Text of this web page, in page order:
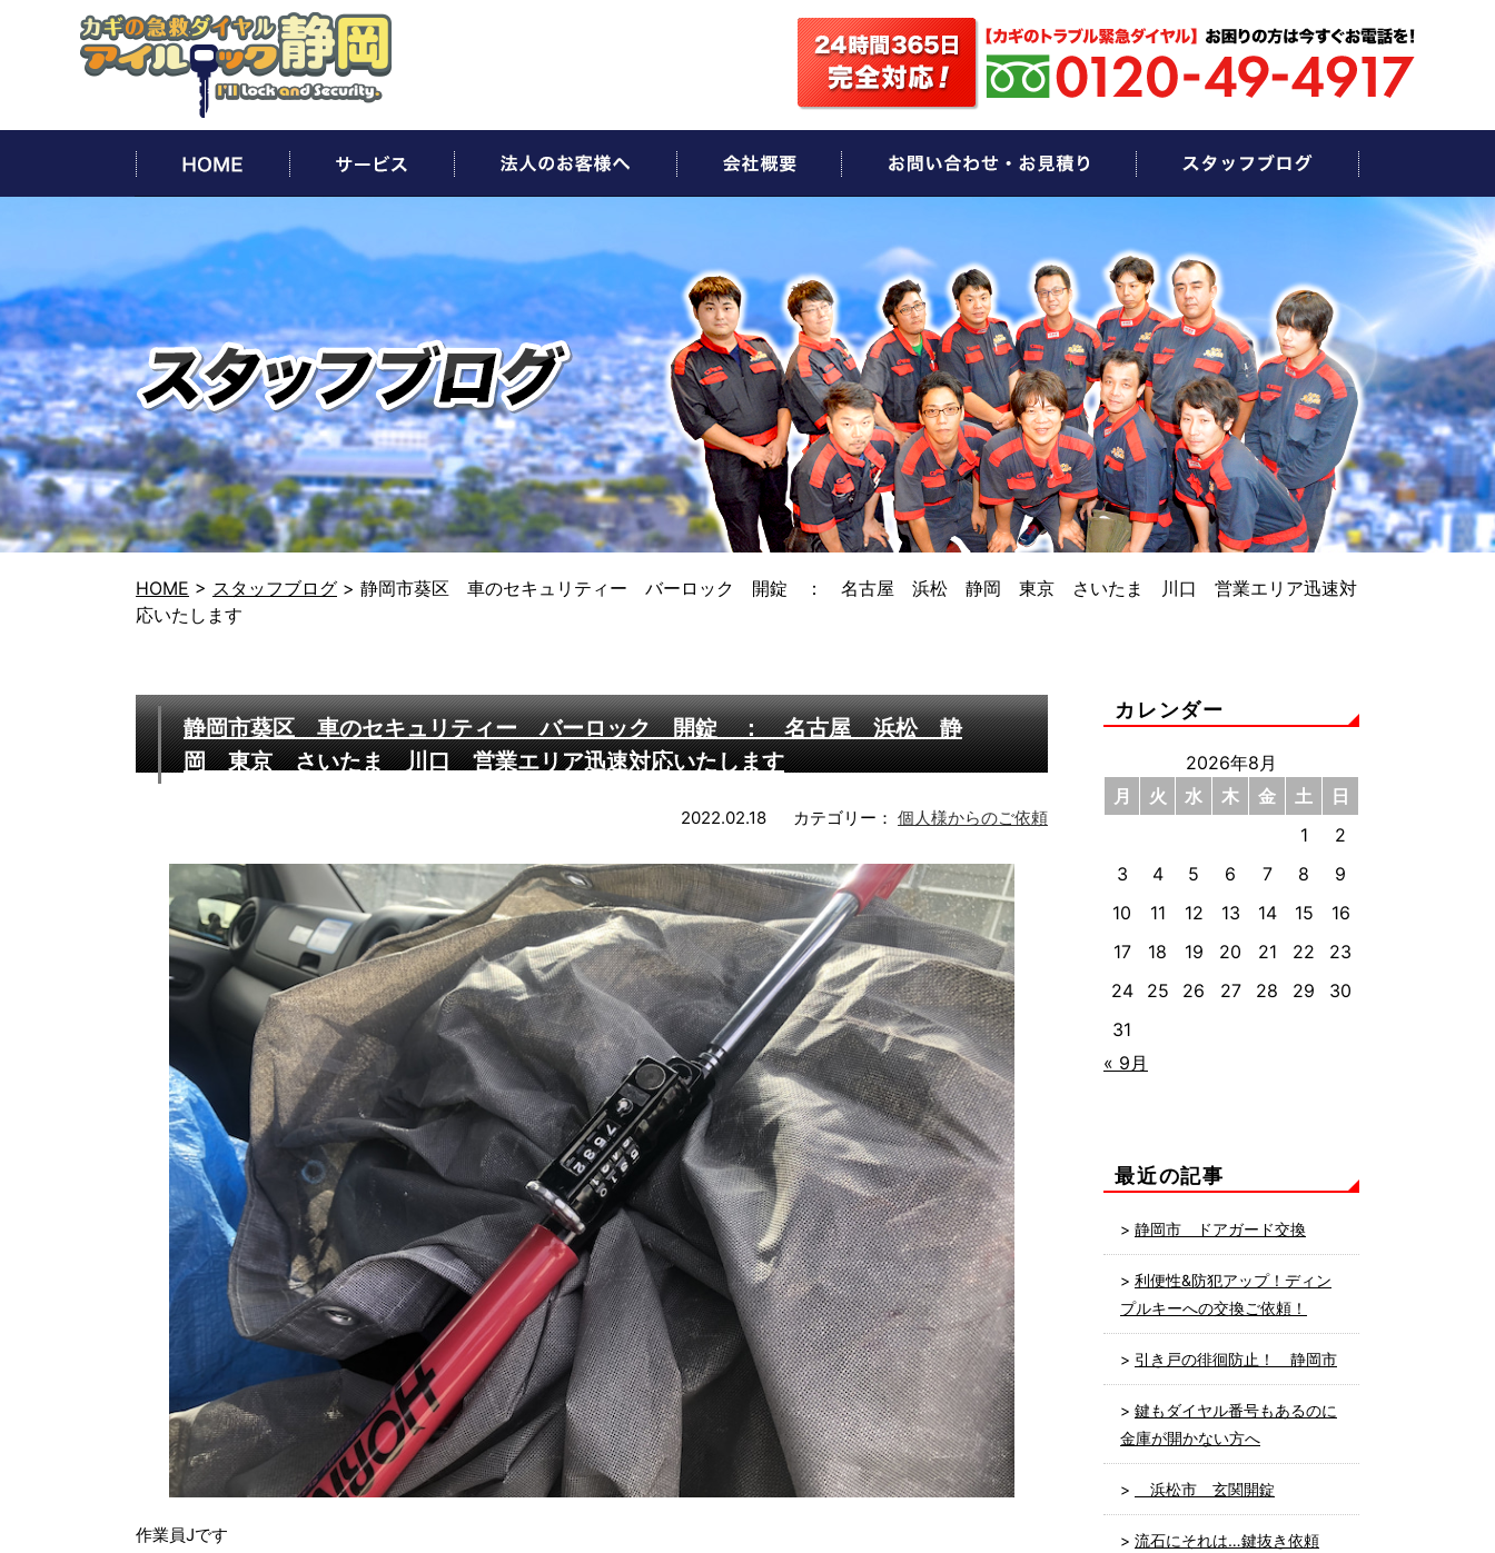
HOME > スタッフブログ > 静岡市葵区 車のセキュリティー バーロック 開錠 ： 名古屋 浜松 静岡 東京 さいたま 川口 営業エリア迅速対
応いたします
静岡市葵区 車のセキュリティー バーロック 開錠 ： 名古屋 浜松 静
岡 東京 さいたま 川口 営業エリア迅速対応いたします
2022.02.18 カテゴリー： 個人様からのご依頼
作業員Jです
カレンダー
2026年8月
月
火 水 木 金 土
日
1
2
3
4 5 6 7 8
9
10
11 12 13 14 15
16
17
18 19 20 21 22
23
24
25 26 27 28 29
30
31
« 9月
最近の記事
静岡市 ドアガード交換
利便性&防犯アップ！ディン
プルキーへの交換ご依頼！
引き戸の徘徊防止！ 静岡市
鍵もダイヤル番号もあるのに
金庫が開かない方へ
浜松市 玄関開錠
流石にそれは…鍵抜き依頼